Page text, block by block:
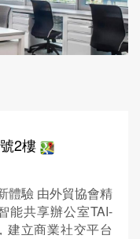
2樓
體驗 由外貿協會精
能共享辦公室TAI-
建立商業社交平台